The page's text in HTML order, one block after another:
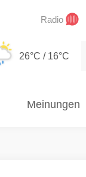
Radio
26°C / 16°C
Meinungen